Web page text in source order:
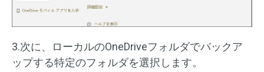
3.次に、ローカルのOneDriveフォルダでバックア
ップする特定のフォルダを選択します。